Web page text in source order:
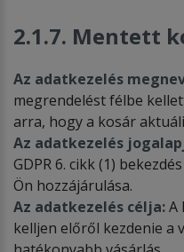
2.1.7. Mentett
Az adatkezelés
megrendelést félbe
arra, hogy a kosár
Az adatkezelés
GDPR 6. cikk (1)
Ön hozzájárulása.
Az adatkezelés célja:A
kelljen előről kezdenie a